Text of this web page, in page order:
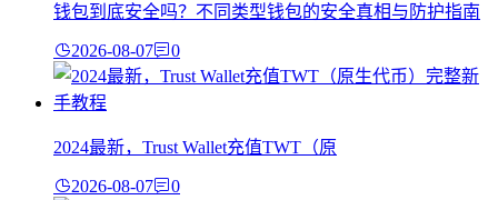
钱包到底安全吗？不同类型钱包的安全真相与防护指南
2026-08-07 0
2024最新，Trust Wallet充值TWT（原
2026-08-07 0